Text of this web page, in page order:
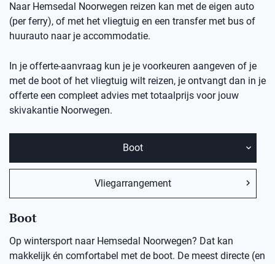
Naar Hemsedal Noorwegen reizen kan met de eigen auto
(per ferry), of met het vliegtuig en een transfer met bus of
huurauto naar je accommodatie.
In je offerte-aanvraag kun je je voorkeuren aangeven of je
met de boot of het vliegtuig wilt reizen, je ontvangt dan in je
offerte een compleet advies met totaalprijs voor jouw
skivakantie Noorwegen.
Boot
Vliegarrangement
Boot
Op wintersport naar Hemsedal Noorwegen? Dat kan
makkelijk én comfortabel met de boot. De meest directe (en